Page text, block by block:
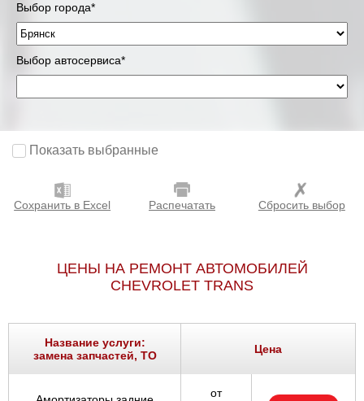
Выбор города*
Выбор автосервиса*
Показать выбранные
Сохранить в Excel Распечатать Сбросить выбор
ЦЕНЫ НА РЕМОНТ АВТОМОБИЛЕЙ
CHEVROLET TRANS
Название услуги:
замена запчастей, ТО
Цена
от